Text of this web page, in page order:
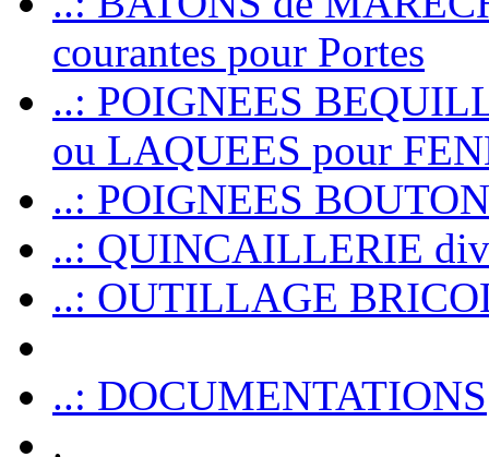
courantes pour Portes
..: POIGNEES
ou LAQUEES pour
..: POIGNEES
..: QUINCAILLERIE
..: OUTILLAGE
..: DOCUMENTATIONS
.